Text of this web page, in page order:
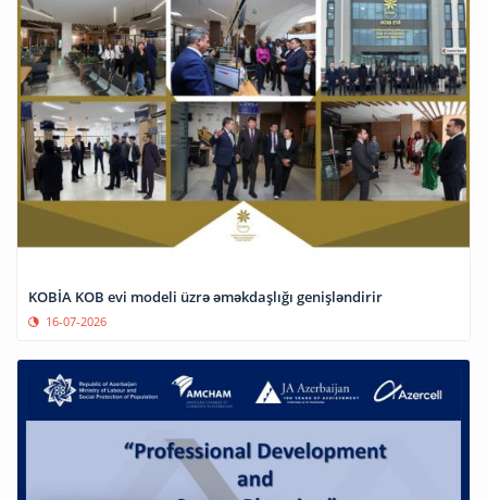
KOBİA KOB evi modeli üzrə əməkdaşlığı genişləndirir
16-07-2026